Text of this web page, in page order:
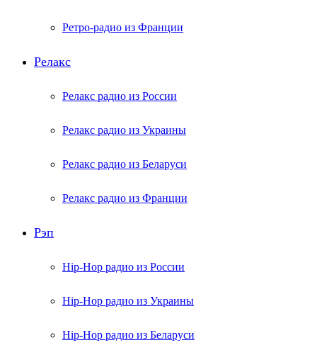
Ретро-радио из Франции
Релакс
Релакс радио из России
Релакс радио из Украины
Релакс радио из Беларуси
Релакс радио из Франции
Рэп
Hip-Hop радио из России
Hip-Hop радио из Украины
Hip-Hop радио из Беларуси